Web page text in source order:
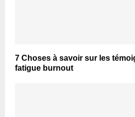
7 Choses à savoir sur les
fatigue burnout